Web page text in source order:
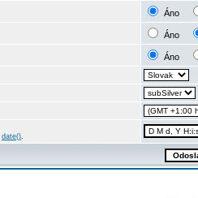
Áno
Áno
Áno
date().